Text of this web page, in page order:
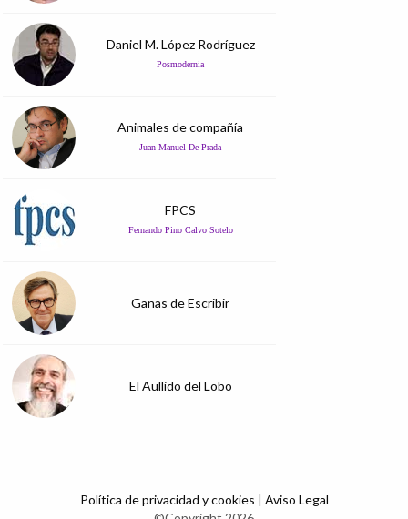
Daniel M. López Rodríguez
Posmodernia
Animales de compañía
Juan Manuel De Prada
FPCS
Fernando Pino Calvo Sotelo
Ganas de Escribir
El Aullido del Lobo
Política de privacidad y cookies | Aviso Legal